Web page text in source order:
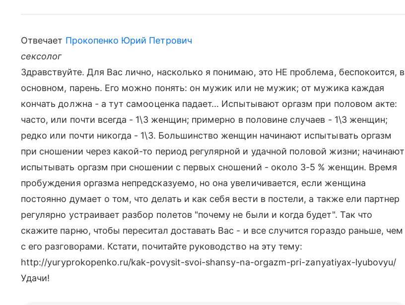
Отвечает Прокопенко Юрий Петрович
сексолог
Здравствуйте. Для Вас лично, насколько я понимаю, это НЕ проблема, беспокоится, в
основном, парень. Его можно понять: он мужик или не мужик; от мужика каждая
кончать должна - а тут самооценка падает... Испытывают оргазм при половом акте:
часто, или почти всегда - 1\3 женщин; примерно в половине случаев - 1\3 женщин;
редко или почти никогда - 1\3. Большинство женщин начинают испытывать оргазм
при сношении через какой-то период регулярной и удачной половой жизни; начинают
испытывать оргазм при сношении с первых сношений - около 3-5 % женщин. Время
пробуждения оргазма непредсказуемо, но она увеличивается, если женщина
постоянно думает о том, что делать и как себя вести в постели, а также ели партнер
регулярно устраивает разбор полетов "почему не были и когда будет". Так что
скажите парню, чтобы переситал доставать Вас - и все случится гораздо раньше, чем
с его разговорами. Кстати, почитайте руководство на эту тему:
http://yuryprokopenko.ru/kak-povysit-svoi-shansy-na-orgazm-pri-zanyatiyax-lyubovyu/
Удачи!